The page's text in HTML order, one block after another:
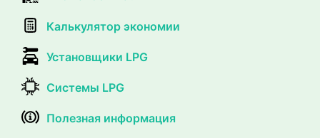
Калькулятор экономии
Установщики LPG
Системы LPG
Полезная информация